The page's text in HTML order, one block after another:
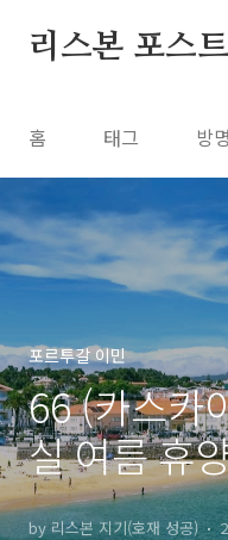
리스본 포스
홈 태그 방
포르투갈 이민
66 (카스카
실 여름 휴
고급주거지
by 리스본 지기(호재 성공)